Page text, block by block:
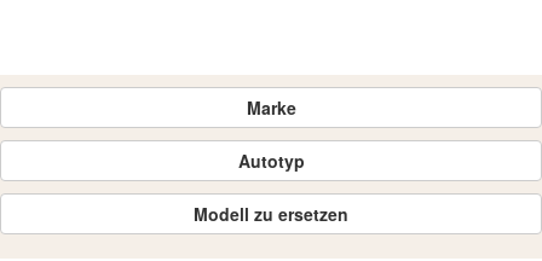
Marke
Autotyp
Modell zu ersetzen